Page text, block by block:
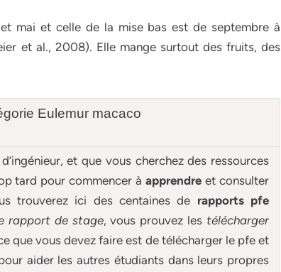
mai et celle de la mise bas est de septembre à
et al., 2008). Elle mange surtout des fruits, des
Eulemur macaco
et que vous cherchez des ressources
tard pour commencer àapprendre et consulter
trouverez ici des centaines de rapports pfe
rapport de stage, vous prouvez les télécharger
que vous devez faire est de télécharger le pfe et
aider les autres étudiants dans leurs propres